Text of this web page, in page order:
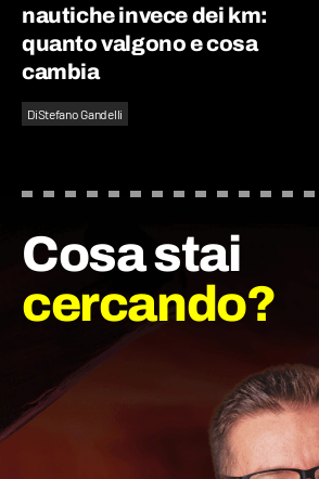
nautiche invece dei km:
quanto valgono e cosa
cambia
DiStefano Gandelli
Cosa stai
cercando?